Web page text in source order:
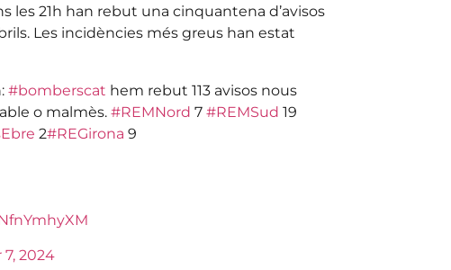
les 21h han rebut una cinquantena d’avisos
Les incidències més greus han estat
#bomberscat hem rebut 113 avisos nous
o malmès. #REMNord 7 #REMSud 19
2#REGirona 9
2024